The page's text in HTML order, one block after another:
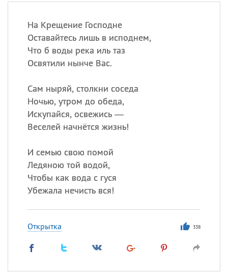
На Крещение Господне
Оставайтесь лишь в исподнем,
Что б воды река иль таз
Освятили нынче Вас.
Сам ныряй, столкни соседа
Ночью, утром до обеда,
Искупайся, освежись —
Веселей начнётся жизнь!
И семью свою помой
Ледяною той водой,
Чтобы как вода с гуся
Убежала нечисть вся!
Открытка 338